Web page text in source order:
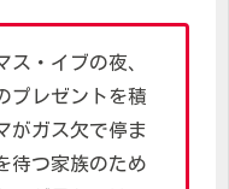
ス・イブの夜、
プレゼントを積
がガス欠で停ま
待つ家族のため